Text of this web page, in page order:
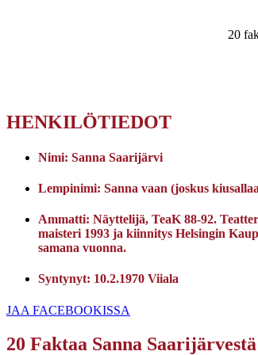
20
HENKILÖTIEDOT
Nimi: Sanna Saarijärvi
Lempinimi: Sanna vaan (joskus
Ammatti: Näyttelijä, TeaK 88-92.
maisteri 1993 ja kiinnitys Helsingin
samana vuonna.
Syntynyt: 10.2.1970 Viiala
JAA FACEBOOKISSA
20 Faktaa Sanna Saarijärvestä